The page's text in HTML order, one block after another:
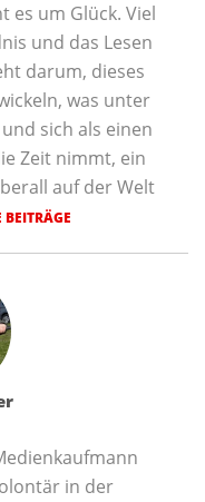
um Glück. Viel
und das Lesen
darum, dieses
was unter
sich als einen
Zeit nimmt, ein
auf der Welt
BEITRÄGE
in der